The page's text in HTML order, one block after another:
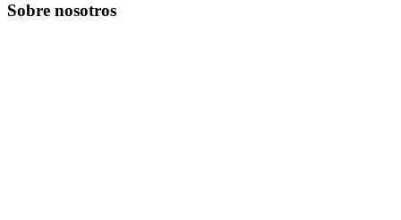
Sobre nosotros